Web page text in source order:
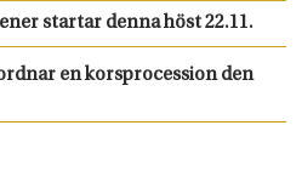
startar denna höst 22.11.
en korsprocession den